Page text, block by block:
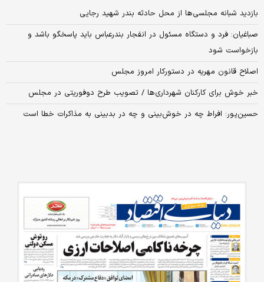
بازدید شبانه مجلسی‌ها از محل حادثه بندر شهید رجایی
صباغیان: فرد و دستگاه مسئول در انفجار بندرعباس باید پاسخگو باشد و
بازخواست شود
اصلاح قانون مهریه در دستورکار امروز مجلس
خبر خوش برای کارکنان شهرداری‌ها / تصویب طرح دوفوریتی در مجلس
حسین‌پور: افراط چه در خوش‌بینی و چه در بدبینی به مذاکرات خطا است